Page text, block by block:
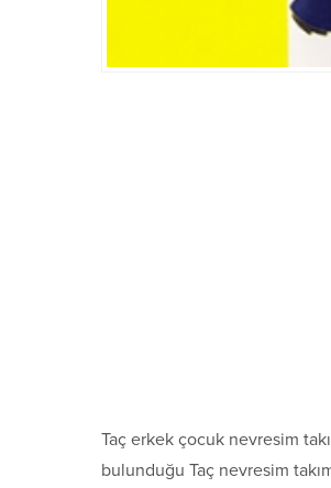
Taç erkek çocuk nevresim
bulunduğu Taç nevresim